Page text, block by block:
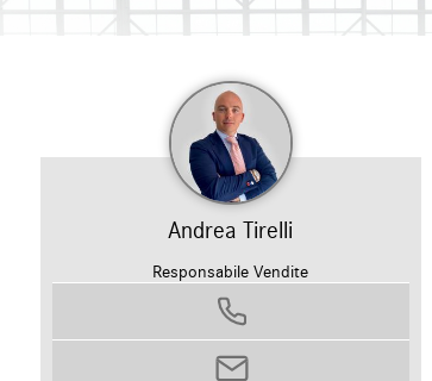
Andrea Tirelli
Responsabile Vendite
0458799311
andrea.tirelli@autosilver.it